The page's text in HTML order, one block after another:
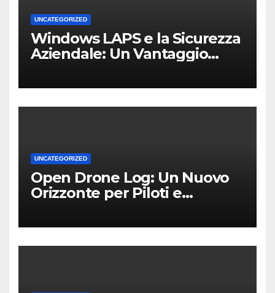
UNCATEGORIZED
Windows LAPS e la Sicurezza
Aziendale: Un Vantaggio
UNCATEGORIZED
Open Drone Log: Un Nuovo
Orizzonte per Piloti e